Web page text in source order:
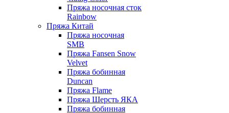
Пряжа носочная сток
Rainbow
Пряжа Китай
Пряжа носочная
SMB
Пряжа Fansen Snow
Velvet
Пряжа бобинная
Duncan
Пряжа Flame
Пряжа Шерсть ЯКА
Пряжа бобинная